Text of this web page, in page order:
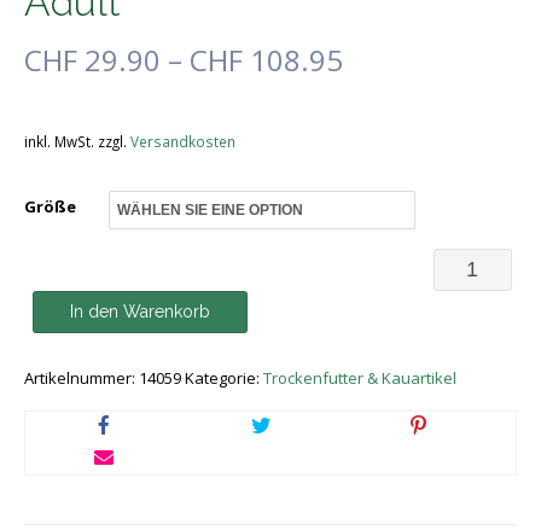
CHF 29.90 – CHF 108.95
inkl. MwSt. zzgl. Versandkosten
Größe
THE
Adult
In den Warenkorb
Artikelnummer: 14059Kategorie: Trockenfutter & Kauartikel